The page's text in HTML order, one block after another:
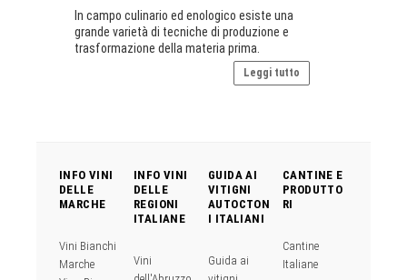
In campo culinario ed enologico esiste una
grande varietà di tecniche di produzione e
trasformazione della materia prima.
Leggi tutto
INFO VINI
DELLE
MARCHE
Vini Bianchi
Marche
INFO VINI
DELLE
REGIONI
ITALIANE
Vini
GUIDA AI
VITIGNI
AUTOCTON
I ITALIANI
Guida ai
CANTINE E
PRODUTTO
RI
Cantine
Italiane